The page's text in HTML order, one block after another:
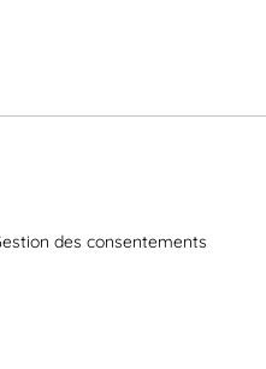
des consentements